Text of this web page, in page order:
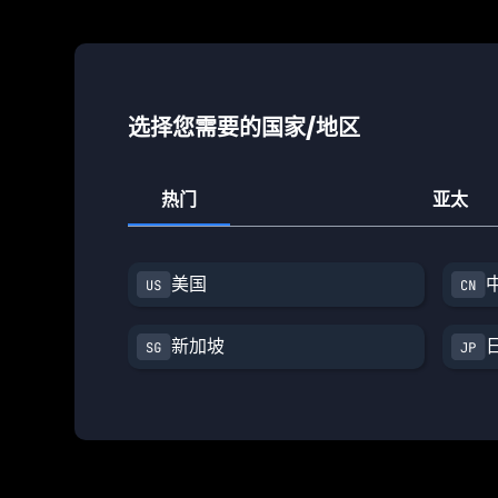
选择您需要的国家/地区
热门 亚太
美国
新加坡